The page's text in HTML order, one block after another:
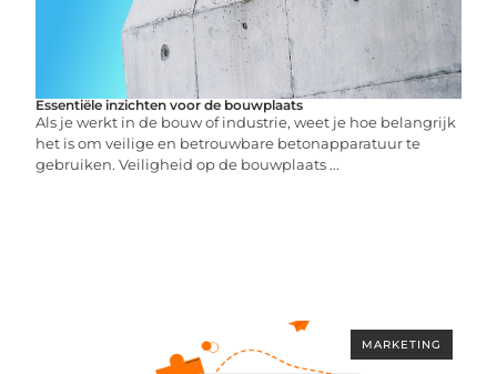
Essentiële inzichten voor de bouwplaats
Als je werkt in de bouw of industrie, weet je hoe belangrijk
het is om veilige en betrouwbare betonapparatuur te
gebruiken. Veiligheid op de bouwplaats ...
MARKETING